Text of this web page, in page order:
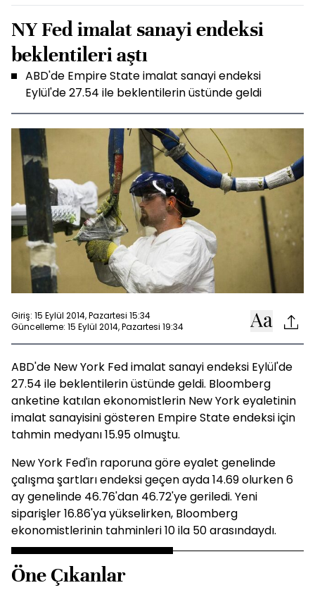
NY Fed imalat sanayi endeksi
beklentileri aştı
ABD'de Empire State imalat sanayi endeksi
Eylül'de 27.54 ile beklentilerin üstünde geldi
Giriş: 15 Eylül 2014, Pazartesi 15:34
Güncelleme: 15 Eylül 2014, Pazartesi 19:34
ABD'de New York Fed imalat sanayi endeksi Eylül'de
27.54 ile beklentilerin üstünde geldi. Bloomberg
anketine katılan ekonomistlerin New York eyaletinin
imalat sanayisini gösteren Empire State endeksi için
tahmin medyanı 15.95 olmuştu.
New York Fed'in raporuna göre eyalet genelinde
çalışma şartları endeksi geçen ayda 14.69 olurken 6
ay genelinde 46.76'dan 46.72'ye geriledi. Yeni
siparişler 16.86'ya yükselirken, Bloomberg
ekonomistlerinin tahminleri 10 ila 50 arasındaydı.
Öne Çıkanlar